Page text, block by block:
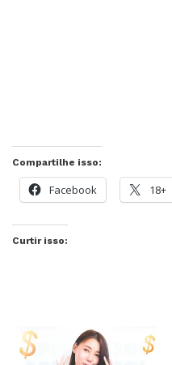
Compartilhe isso:
Facebook 18+
Curtir isso: